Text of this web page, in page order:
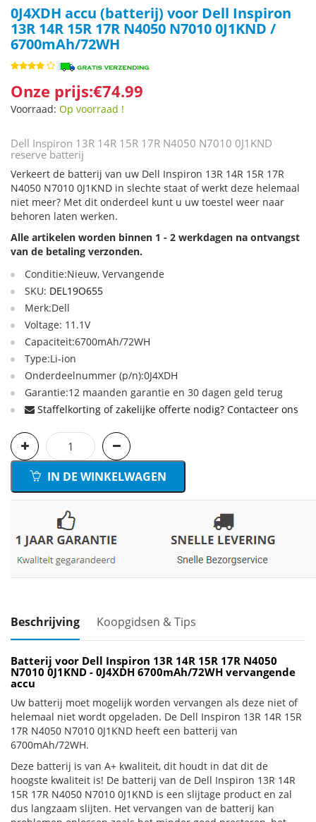
0J4XDH accu (batterij) voor Dell Inspiron
13R 14R 15R 17R N4050 N7010 0J1KND /
6700mAh/72WH
Onze prijs:€74.99
Voorraad: Op voorraad !
Dell Inspiron 13R 14R 15R 17R N4050 N7010 0J1KND
reserve batterij
Verkeert de batterij van uw Dell Inspiron 13R 14R 15R 17R
N4050 N7010 0J1KND in slechte staat of werkt deze helemaal
niet meer? Met dit onderdeel kunt u uw toestel weer naar
behoren laten werken.
Alle artikelen worden binnen 1 - 2 werkdagen na ontvangst
van de betaling verzonden.
Conditie:Nieuw, Vervangende
SKU: DEL19O655
Merk:Dell
Voltage: 11.1V
Capaciteit:6700mAh/72WH
Type:Li-ion
Onderdeelnummer (p/n):0J4XDH
Garantie:12 maanden garantie en 30 dagen geld terug
Staffelkorting of zakelijke offerte nodig? Contacteer ons
IN DE WINKELWAGEN
Beschrijving Koopgidsen & Tips
Batterij voor Dell Inspiron 13R 14R 15R 17R N4050
N7010 0J1KND - 0J4XDH 6700mAh/72WH vervangende
accu
Uw batterij moet mogelijk worden vervangen als deze niet of
helemaal niet wordt opgeladen. De Dell Inspiron 13R 14R 15R
17R N4050 N7010 0J1KND heeft een batterij van
6700mAh/72WH.
Deze batterij is van A+ kwaliteit, dit houdt in dat dit de
hoogste kwaliteit is! De batterij van de Dell Inspiron 13R 14R
15R 17R N4050 N7010 0J1KND is een slijtage product en zal
dus langzaam slijten. Het vervangen van de batterij kan